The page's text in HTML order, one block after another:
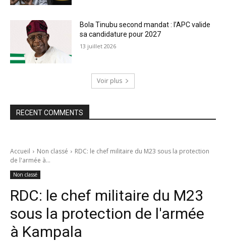
Bola Tinubu second mandat : l’APC valide
sa candidature pour 2027
13 juillet 2026
Voir plus
RECENT COMMENTS